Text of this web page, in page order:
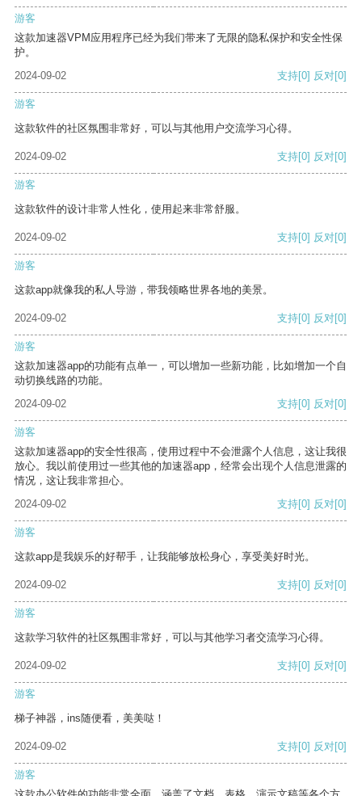
游客
这款加速器VPM应用程序已经为我们带来了无限的隐私保护和安全性保
护。
2024-09-02
支持[0] 反对[0]
游客
这款软件的社区氛围非常好，可以与其他用户交流学习心得。
2024-09-02 支持[0] 反对[0]
游客
这款软件的设计非常人性化，使用起来非常舒服。
2024-09-02 支持[0] 反对[0]
游客
这款app就像我的私人导游，带我领略世界各地的美景。
2024-09-02 支持[0] 反对[0]
游客
这款加速器app的功能有点单一，可以增加一些新功能，比如增加一个自
动切换线路的功能。
2024-09-02
支持[0] 反对[0]
游客
这款加速器app的安全性很高，使用过程中不会泄露个人信息，这让我很
放心。我以前使用过一些其他的加速器app，经常会出现个人信息泄露的
情况，这让我非常担心。
2024-09-02
支持[0] 反对[0]
游客
这款app是我娱乐的好帮手，让我能够放松身心，享受美好时光。
2024-09-02 支持[0] 反对[0]
游客
这款学习软件的社区氛围非常好，可以与其他学习者交流学习心得。
2024-09-02 支持[0] 反对[0]
游客
梯子神器，ins随便看，美美哒！
2024-09-02 支持[0] 反对[0]
游客